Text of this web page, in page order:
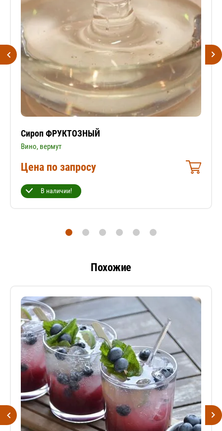
Сироп ФРУКТОЗНЫЙ
Вино, вермут
Цена по запросу
В наличии!
Похожие